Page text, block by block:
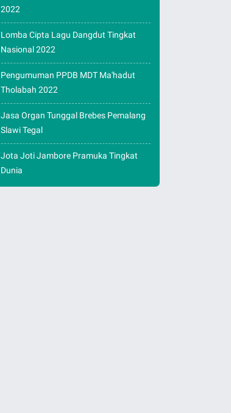
2022
Lomba Cipta Lagu Dangdut Tingkat
Nasional 2022
Pengumuman PPDB MDT Ma'hadut
Tholabah 2022
Jasa Organ Tunggal Brebes Pemalang
Slawi Tegal
Jota Joti Jambore Pramuka Tingkat
Dunia